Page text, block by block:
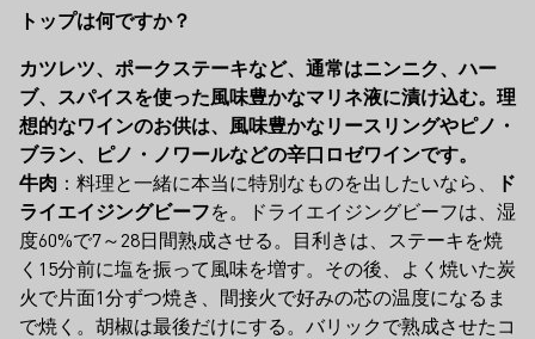
トップは何ですか？
カツレツ、ポークステーキなど、通常はニンニク、ハー
ブ、スパイスを使った風味豊かなマリネ液に漬け込む。理
想的なワインのお供は、風味豊かなリースリングやピノ・
ブラン、ピノ・ノワールなどの辛口ロゼワインです。
牛肉 ：料理と一緒に本当に特別なものを出したいなら、
ド
ライエイジングビーフを。ドライエイジングビーフは、湿
度60%で7～28日間熟成させる。目利きは、ステーキを焼
く15分前に塩を振って風味を増す。その後、よく焼いた炭
火で片面1分ずつ焼き、間接火で好みの芯の温度になるま
で焼く。胡椒は最後だけにする。バリックで熟成させたコ